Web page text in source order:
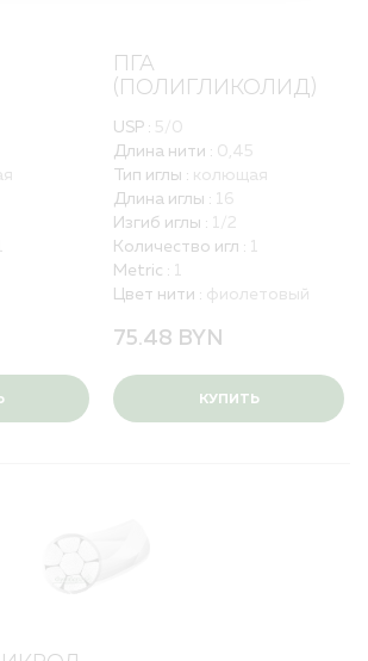
персональных данных
ПГА
(ПОЛИГЛИКОЛИД)
USP : 5/0
Длина нити : 0,45
Тип иглы : колющая
Длина иглы : 16
Изгиб иглы : 1/2
Количество игл : 1
Metric : 1
Цвет нити : фиолетовый
75.48 BYN
КУПИТЬ